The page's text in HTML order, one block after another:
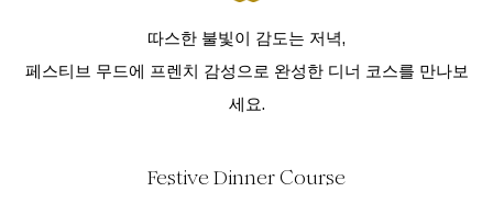
따스한 불빛이 감도는 저녁,
페스티브 무드에 프렌치 감성으로 완성한 디너 코스를 만나보
세요.
Festive Dinner Course